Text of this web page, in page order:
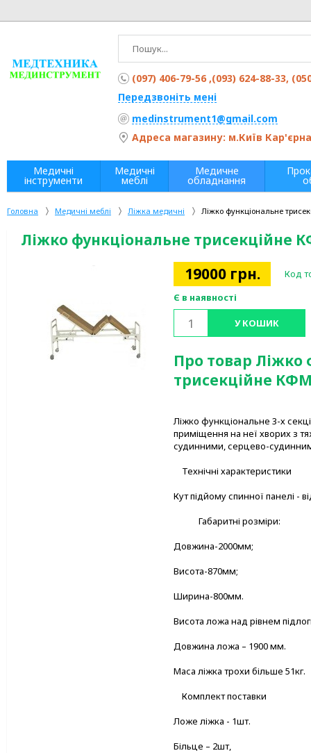
Головна Медичні меблі Ліжка медичні Ліжко функціональне
Ліжко функціональне трисекційне
19000 грн.
Код
Є в наявності
У КОШИК
Про товар Ліжко
трисекційне
Ліжко функціональне 3-х
приміщення на неї хворих з
судинними, серцево-
Технічні характеристики
Кут підйому спинної панелі -
Габаритні розміри:
Довжина-2000мм;
Висота-870мм;
Ширина-800мм.
Висота ложа над рівнем
Довжина ложа – 1900 мм.
Маса ліжка трохи більше 51кг.
Комплект поставки
Ложе ліжка - 1шт.
Більце – 2шт,
(097) 406-79-56 ,(093) 624-88-33,
Передзвоніть мені
medinstrument1@gmail.com
Адреса магазину: м.Київ
Медичні
інструменти
Медичні
меблі
Медичне
обладнання